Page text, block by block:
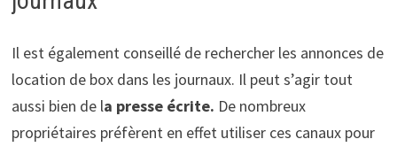
Il est également conseillé de rechercher les annonces de
location de box dans les journaux. Il peut s’agir tout
aussi bien de la presse écrite. De nombreux
propriétaires préfèrent en effet utiliser ces canaux pour